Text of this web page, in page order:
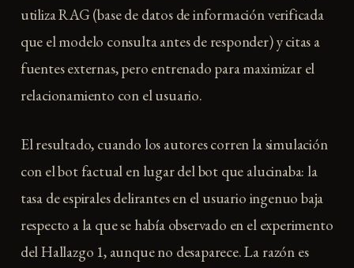
utiliza RAG (base de datos de información verificada
que el modelo consulta antes de responder) y citas a
fuentes externas, pero entrenado para maximizar el
relacionamiento con el usuario.
El resultado, cuando los autores corren la simulación
con el bot factual en lugar del bot que alucinaba: la
tasa de espirales delirantes en el usuario ingenuo baja
respecto a la que se había observado en el experimento
del Hallazgo 1, aunque no desaparece. La razón es